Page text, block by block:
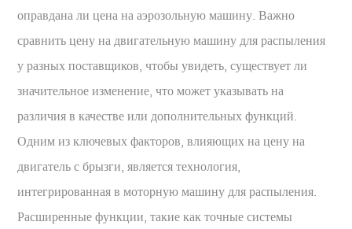
оправдана ли цена на аэрозольную машину. Важно
сравнить цену на двигательную машину для распыления
у разных поставщиков, чтобы увидеть, существует ли
значительное изменение, что может указывать на
различия в качестве или дополнительных функций.
Одним из ключевых факторов, влияющих на цену на
двигатель с брызги, является технология,
интегрированная в моторную машину для распыления.
Расширенные функции, такие как точные системы